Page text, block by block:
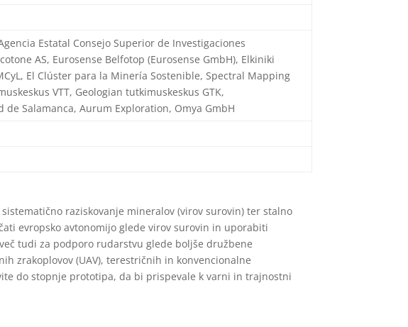
Estatal Consejo Superior de Investigaciones
AS, Eurosense Belfotop (Eurosense GmbH), Elkiniki
El Clúster para la Minería Sostenible, Spectral Mapping
VTT, Geologian tutkimuskeskus GTK,
Salamanca, Aurum Exploration, Omya GmbH
raziskovanje mineralov (virov surovin) ter stalno
evropsko avtonomijo glede virov surovin in uporabiti
tudi za podporo rudarstvu glede boljše družbene
zrakoplovov (UAV), terestričnih in konvencionalne
do stopnje prototipa, da bi prispevale k varni in trajnostni